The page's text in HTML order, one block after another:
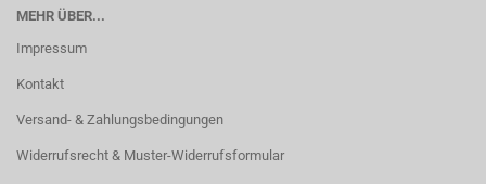
MEHR ÜBER...
Impressum
Kontakt
Versand- & Zahlungsbedingungen
Widerrufsrecht & Muster-Widerrufsformular